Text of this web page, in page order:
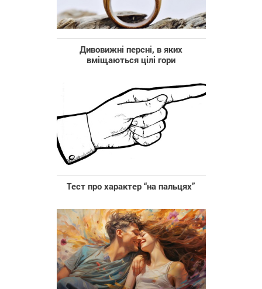
Дивовижні персні, в яких
вміщаються цілі гори
Тест про характер “на пальцях”